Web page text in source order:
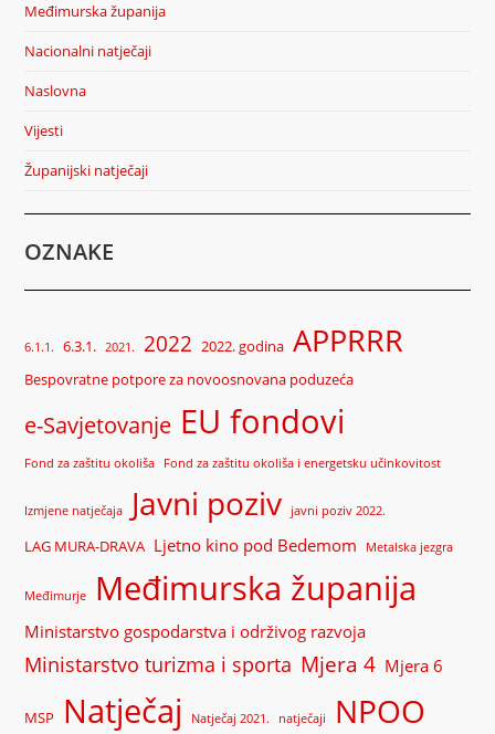
Međimurska županija
Nacionalni natječaji
Naslovna
Vijesti
Županijski natječaji
OZNAKE
6.1.1. 6.3.1. 2021. 2022 2022. godina APPRRR
Bespovratne potpore za novoosnovana poduzeća
e-Savjetovanje EU fondovi
Fond za zaštitu okoliša Fond za zaštitu okoliša i energetsku učinkovitost
Izmjene natječaja Javni poziv javni poziv 2022.
LAG MURA-DRAVA Ljetno kino pod Bedemom Metalska jezgra
Međimurje Međimurska županija
Ministarstvo gospodarstva i održivog razvoja
Ministarstvo turizma i sporta Mjera 4 Mjera 6
MSP Natječaj Natječaj 2021. natječaji NPOO